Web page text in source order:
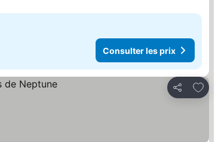
Consulter les prix
Partager